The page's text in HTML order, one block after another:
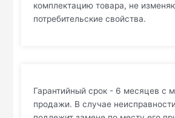
комплектацию товара, не
потребительские свойства.
Гарантийный срок - 6 месяцев с
продажи. В случае